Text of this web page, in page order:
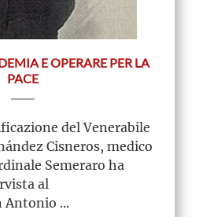
E OPERARE PER LA
PACE
del Venerabile
Cisneros, medico
Semeraro ha
al
Antonio ...